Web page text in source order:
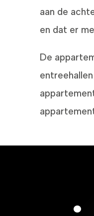
aan de
en dat er
De